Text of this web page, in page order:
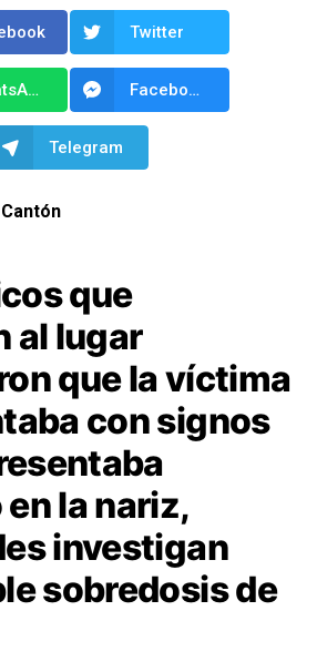
Twitter
WhatsApp Facebook Messenger
Telegram
que
al lugar
que la víctima
con signos
la nariz,
investigan
sobredosis de